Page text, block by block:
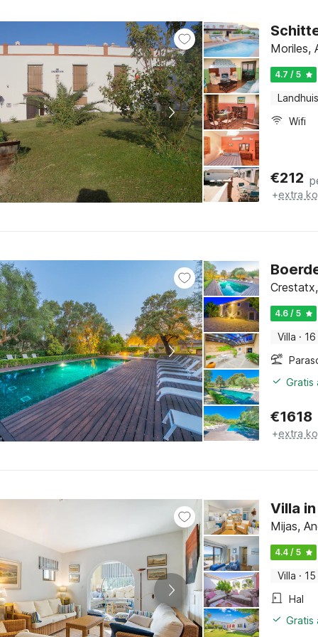
Moriles,
4.7 / 5
Wifi
€212
+extra
4.6 / 5
Villa ·
Gratis
€1618
+extra
Villa
Mijas,
4.4 / 5
Villa ·
Hal
Gratis